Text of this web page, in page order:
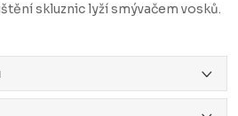
skluznic lyží smývačem vosků.